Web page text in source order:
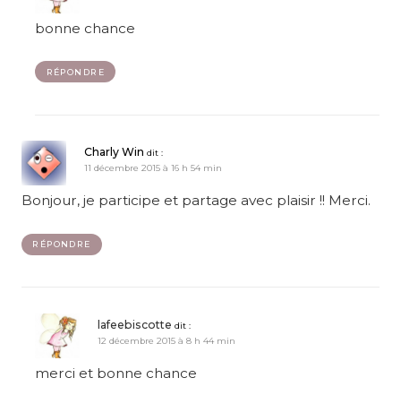
bonne chance
RÉPONDRE
Charly Win dit :
11 décembre 2015 à 16 h 54 min
Bonjour, je participe et partage avec plaisir !! Merci.
RÉPONDRE
lafeebiscotte dit :
12 décembre 2015 à 8 h 44 min
merci et bonne chance